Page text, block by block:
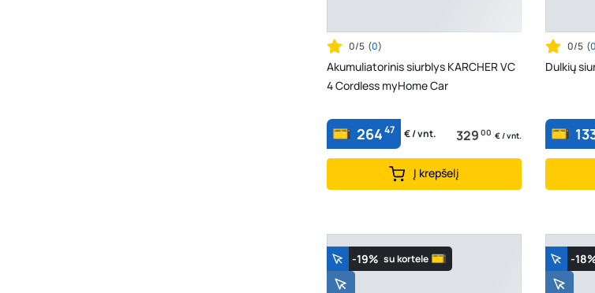
0/5 (0)
Akumuliatorinis siurblys KARCHER VC
4 Cordless myHome Car
26447 € / vnt. 329 00 € / vnt.
Į krepšelį
0/5 (0
Dulkių
-19% su kortele -